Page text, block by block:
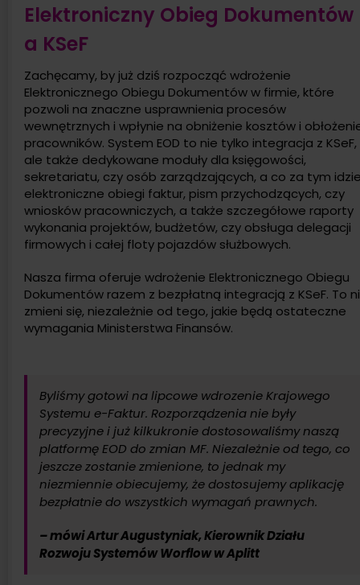
Elektroniczny Obieg Dokumentów
a KSeF
Zachęcamy, by już dziś rozpocząć wdrożenie
Elektronicznego Obiegu Dokumentów w firmie, które
pozwoli na znaczne usprawnienia procesów
wewnętrznych i wpłynie na obniżenie kosztów i
pracowników. System EOD to nie tylko integracja z KSeF,
ale także dedykowane moduły dla księgowości,
sekretariatu, czy osób zarządzających, a co za tym
elektroniczne obiegi faktur, pism przychodzących, czy
wniosków pracowniczych, a także szczegółowe raporty
wykonania projektów, budżetów, czy obsługa delegacji
firmowych i całej floty pojazdów służbowych.
Nasza firma oferuje wdrożenie Elektronicznego Obiegu
Dokumentów razem z bezpłatną integracją z KSeF. To
zmieni się, niezależnie od tego, jakie będą ostateczne
wymagania Ministerstwa Finansów.
Byliśmy gotowi na lipcowe wdrozenie Krajowego
Systemu e-Faktur. Rozporządzenia nie były
precyzyjne i już kilkukronie dostosowaliśmy naszą
platformę EOD do zmian MF. Niezależnie od tego, co
jeszcze zostanie zmienione, to jednak my
niezmiennie obiecujemy, że dostosujemy aplikację
bezpłatnie do wszystkich wymagań prawnych.
– mówi Artur Augustyniak, Kierownik Działu
Rozwoju Systemów Worflow w Aplitt